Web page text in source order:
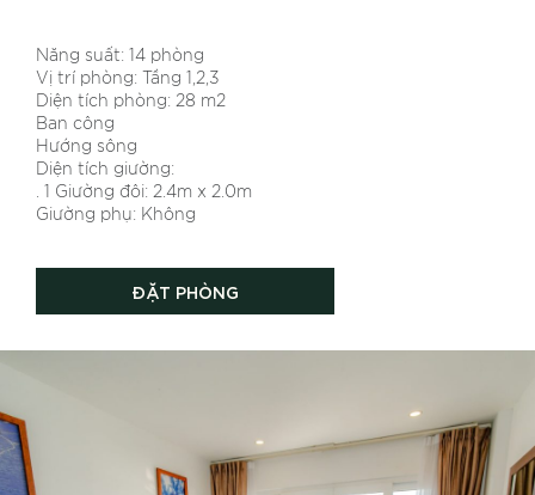
Năng suất: 14 phòng
Vị trí phòng: Tầng 1,2,3
Diện tích phòng: 28 m2
Ban công
Hướng sông
Diện tích giường:
. 1 Giường đôi: 2.4m x 2.0m
Giường phụ: Không
ĐẶT PHÒNG